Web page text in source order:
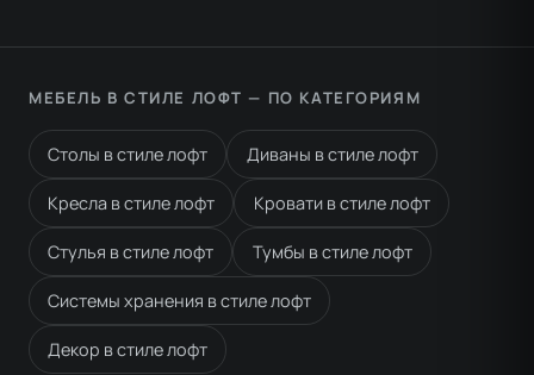
МЕБЕЛЬ В СТИЛЕ ЛОФТ — ПО КАТЕГОРИЯМ
Столы в стиле лофт Диваны в стиле лофт
Кресла в стиле лофт Кровати в стиле лофт
Стулья в стиле лофт Тумбы в стиле лофт
Системы хранения в стиле лофт
Декор в стиле лофт